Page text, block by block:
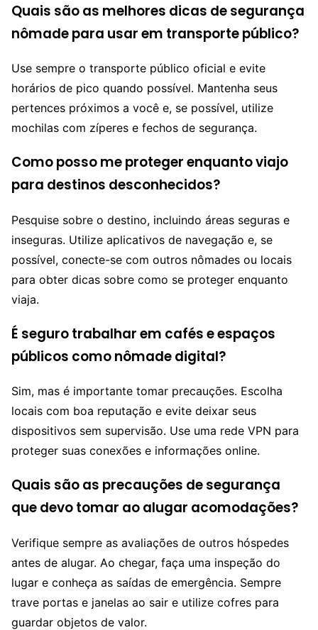
Quais são as melhores dicas de segurança
nômade para usar em transporte público?
Use sempre o transporte público oficial e evite
horários de pico quando possível. Mantenha seus
pertences próximos a você e, se possível, utilize
mochilas com zíperes e fechos de segurança.
Como posso me proteger enquanto viajo
para destinos desconhecidos?
Pesquise sobre o destino, incluindo áreas seguras e
inseguras. Utilize aplicativos de navegação e, se
possível, conecte-se com outros nômades ou locais
para obter dicas sobre como se proteger enquanto
viaja.
É seguro trabalhar em cafés e espaços
públicos como nômade digital?
Sim, mas é importante tomar precauções. Escolha
locais com boa reputação e evite deixar seus
dispositivos sem supervisão. Use uma rede VPN para
proteger suas conexões e informações online.
Quais são as precauções de segurança
que devo tomar ao alugar acomodações?
Verifique sempre as avaliações de outros hóspedes
antes de alugar. Ao chegar, faça uma inspeção do
lugar e conheça as saídas de emergência. Sempre
trave portas e janelas ao sair e utilize cofres para
guardar objetos de valor.